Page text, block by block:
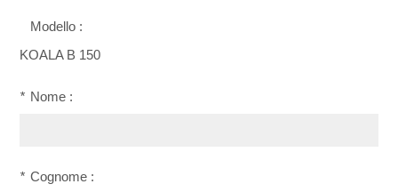
Modello :
KOALA B 150
* Nome :
* Cognome :